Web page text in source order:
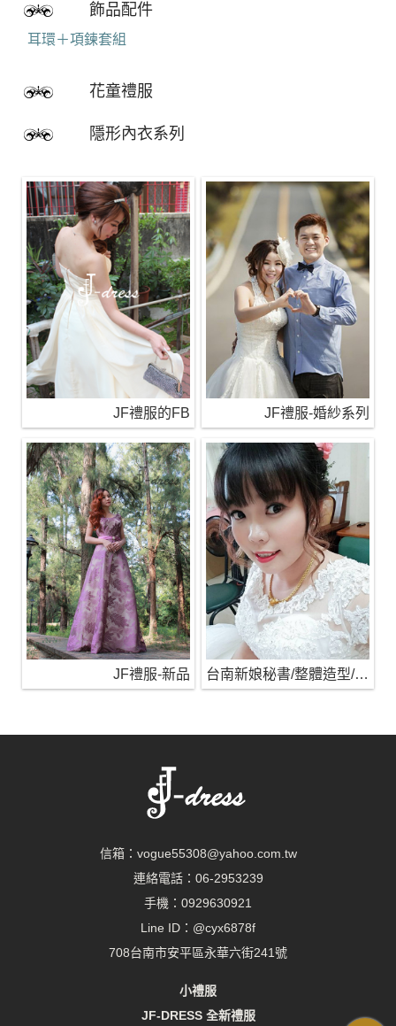
飾品配件
耳環＋項鍊套組
花童禮服
隱形內衣系列
JF禮服的FB JF禮服-婚紗系列
JF禮服-新品 台南新娘秘書/整體造型/蒂芬妮保養 時尚彩妝
信箱： vogue55308@yahoo.com.tw
連絡電話： 06-2953239
手機： 0929630921
Line ID： @cyx6878f
708台南市安平區永華六街241號
小禮服
JF-DRESS 全新禮服